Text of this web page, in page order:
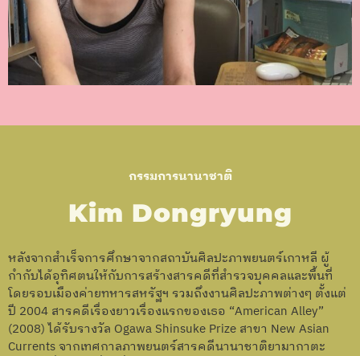
กรรมการนานาชาติ
Kim Dongryung
หลังจากสำเร็จการศึกษาจากสถาบันศิลปะภาพยนตร์เกาหลี ผู้
กำกับได้อุทิศตนให้กับการสร้างสารคดีที่สำรวจบุคคลและพื้นที่
โดยรอบเมืองค่ายทหารสหรัฐฯ รวมถึงงานศิลปะภาพต่างๆ ตั้งแต่
ปี 2004 สารคดีเรื่องยาวเรื่องแรกของเธอ “American Alley”
(2008) ได้รับรางวัล Ogawa Shinsuke Prize สาขา New Asian
Currents จากเทศกาลภาพยนตร์สารคดีนานาชาติยามากาตะ